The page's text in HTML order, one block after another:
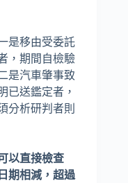
是移由受委託
，期間自檢驗
是汽車肇事致
已送鑑定者，
分析研判者則
以直接檢查
期相減，超過